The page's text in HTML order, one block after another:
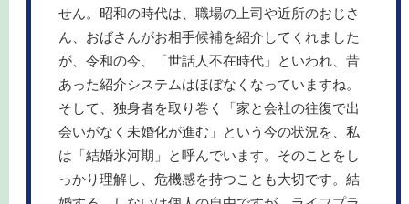
せん。昭和の時代は、職場の上司や近所のおじさ
ん、おばさんがお相手候補を紹介してくれました
が、令和の今、「世話人不在時代」といわれ、昔
あった紹介システムはほぼなくなっていますね。
そして、独身者を取り巻く「家と会社の往復で出
会いがなく未婚化が進む」という今の状況を、私
は「結婚氷河期」と呼んでいます。そのことをし
っかり理解し、危機感を持つことも大切です。結